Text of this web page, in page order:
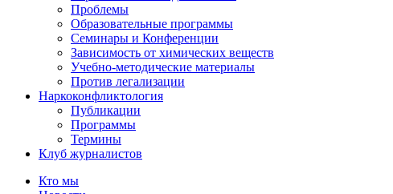
Проблемы
Образовательные программы
Семинары и Конференции
Зависимость от химических веществ
Учебно-методические материалы
Против легализации
Наркоконфликтология
Публикации
Программы
Термины
Клуб журналистов
Кто мы